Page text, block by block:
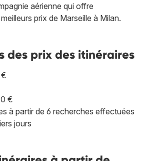
aérienne qui offre
prix de Marseille à Milan.
des prix des itinéraires
€
€
à partir de 6 recherches effectuées
jours